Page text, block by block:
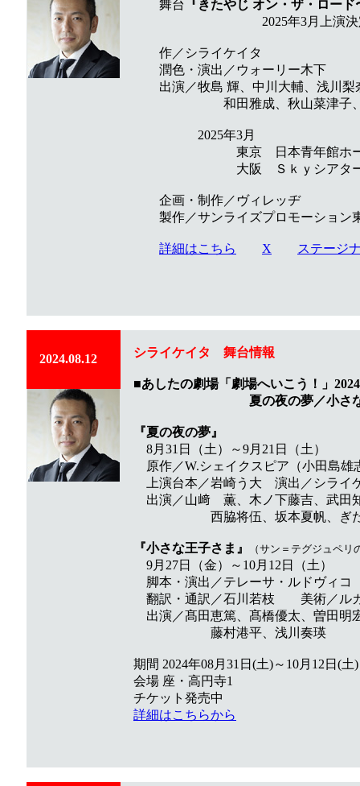
舞台
『きたやじ オン・ザ・ロー
2025年3⽉上演決
作／シライケイタ
潤色・演出／ウォーリー木下
出演／牧島 輝、中川大輔、浅川梨
和田雅成、秋山菜津子、
2025年3月
東京 日本青年館ホー
大阪 Ｓｋｙシアター
企画・制作／ヴィレッヂ
製作／サンライズプロモーション
詳細はこちら X ステージ
2024.08.12 シライケイタ 舞台情報
■あしたの劇場「劇場へいこう！」2024
夏の夜の夢／小さな王
『夏の夜の夢』
8月31日（土）～9月21日（土）
原作／W.シェイクスピア（小田島
上演台本／岩崎う大 演出／シラ
出演／山﨑 薫、木ノ下藤吉、武田
西脇将伍、坂本夏帆、ぎた
『小さな王子さま』 （サン＝テグジュペ
9月27日（金）～10月12日（土）
脚本・演出／テレーサ・ルドヴ
翻訳・通訳／石川若枝 美術／ルカ
出演／髙田恵篤、髙橋優太、曽田明
藤村港平、浅川奏瑛
期間 2024年08月31日(土)～10月12日(土)
会場 座・高円寺1
チケット発売中
詳細はこちらから